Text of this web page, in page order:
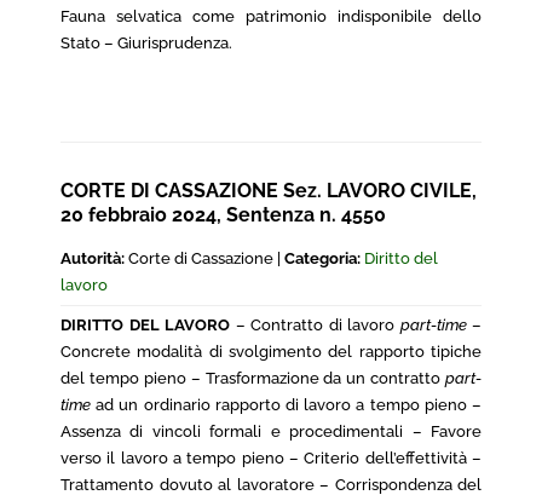
Fauna selvatica come patrimonio indisponibile dello
Stato – Giurisprudenza.
CORTE DI CASSAZIONE Sez. LAVORO CIVILE,
20 febbraio 2024, Sentenza n. 4550
Autorità: Corte di Cassazione | Categoria: Diritto del
lavoro
DIRITTO DEL LAVORO – Contratto di lavoro part-time–
Concrete modalità di svolgimento del rapporto tipiche
del tempo pieno – Trasformazione da un contratto part-
time ad un ordinario rapporto di lavoro a tempo pieno –
Assenza di vincoli formali e procedimentali – Favore
verso il lavoro a tempo pieno – Criterio dell’effettività –
Trattamento dovuto al lavoratore – Corrispondenza del